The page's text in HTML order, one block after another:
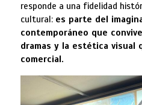
responde a una fidelidad
cultural: es parte del
contemporáneo que
dramas y la estética visual
comercial.